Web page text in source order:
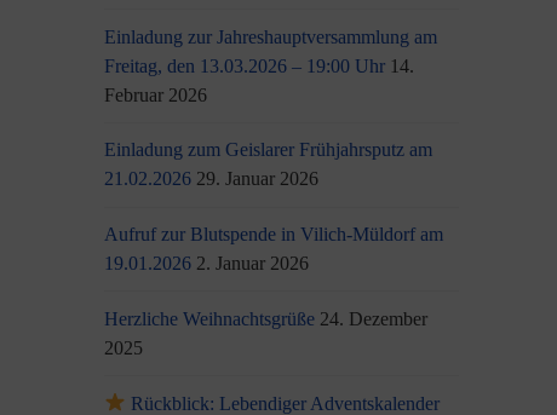
Einladung zur Jahreshauptversammlung am
Freitag, den 13.03.2026 – 19:00 Uhr 14.
Februar 2026
Einladung zum Geislarer Frühjahrsputz am
21.02.2026 29. Januar 2026
Aufruf zur Blutspende in Vilich-Müldorf am
19.01.2026 2. Januar 2026
Herzliche Weihnachtsgrüße 24. Dezember
2025
Rückblick: Lebendiger Adventskalender